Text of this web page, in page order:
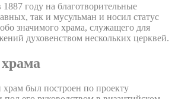
году на благотворительные
так и мусульман и носил статус
значимого храма, служащего для
духовенством нескольких церквей.
был построен по проекту